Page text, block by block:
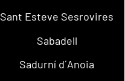
Sant Esteve Sesrovires
Sabadell
Sadurní d´Anoia